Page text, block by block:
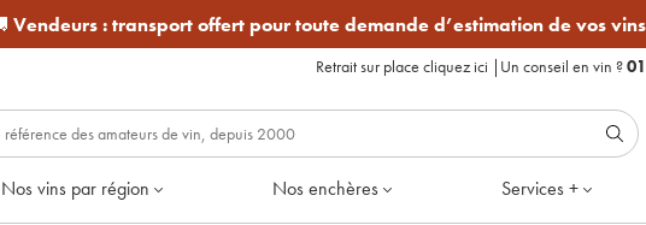
Vendeurs :transport offert pour toute demande d’estimation de vos vins
Retrait sur place cliquez ici | Un conseil en vin ?
Nos vins par région Nos enchères Services +